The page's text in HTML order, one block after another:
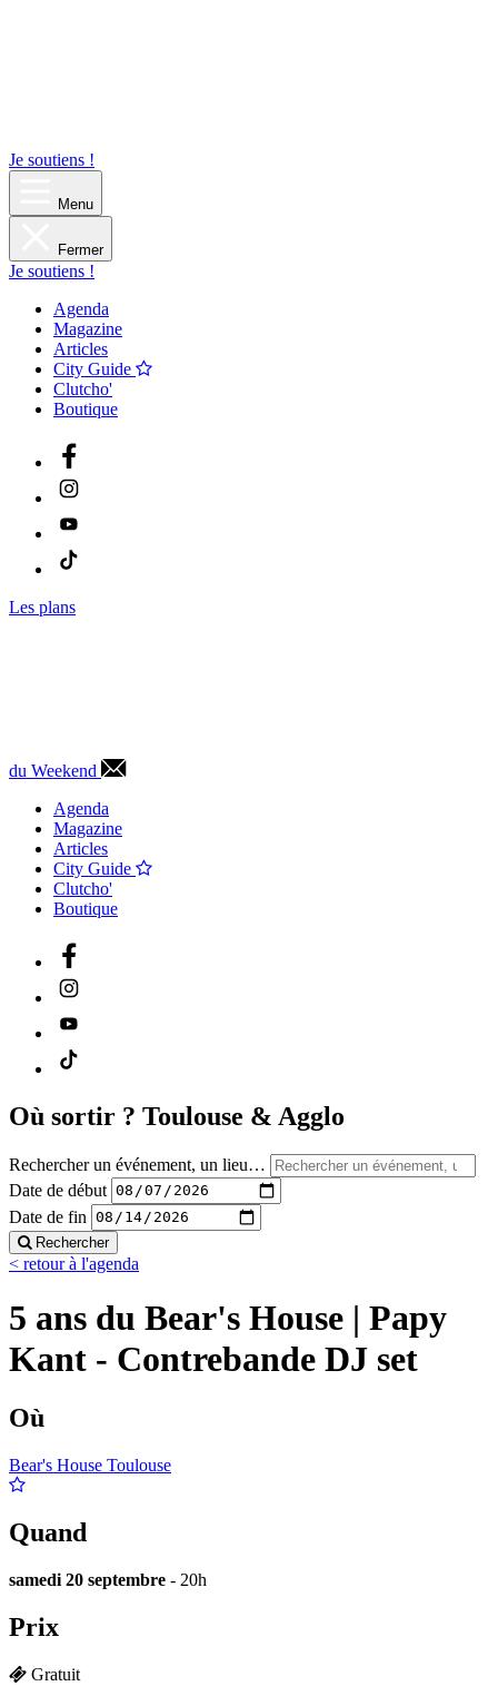
Je soutiens !
Menu
Fermer
Je soutiens !
Agenda
Magazine
Articles
City Guide
Clutcho'
Boutique
Les plans
du Weekend
Agenda
Magazine
Articles
City Guide
Clutcho'
Boutique
Où sortir ? Toulouse & Agglo
Rechercher un événement, un lieu…
Date de début
Date de fin
Rechercher
< retour à l'agenda
5 ans du Bear's House | Papy
Kant - Contrebande DJ set
Où
Bear's House Toulouse
Quand
samedi 20 septembre - 20h
Prix
Gratuit